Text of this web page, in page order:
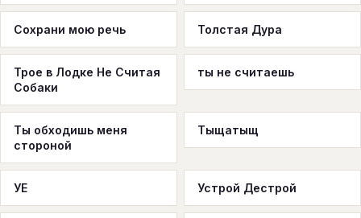
Сохрани мою речь Толстая Дура
Трое в Лодке Не Считая
Собаки
ты не считаешь
Ты обходишь меня
стороной
Тыщатыщ
УЕ Устрой Дестрой